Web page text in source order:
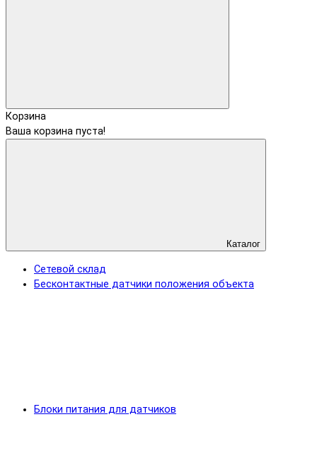
Корзина
Ваша корзина пуста!
Каталог
Сетевой склад
Бесконтактные датчики положения объекта
Блоки питания для датчиков